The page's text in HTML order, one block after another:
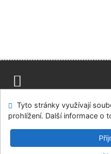
Nastavení cookies
Knihovny regionu České
v.4.8.63a
Tyto stránky využívají
prohlížení. Další informace o